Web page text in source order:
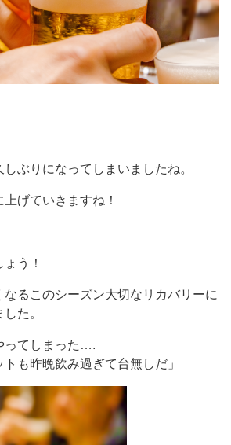
ぶりになってしまいましたね。
げていきますね！
う！
るこのシーズン大切なリカバリーに
た。
ってしまった….
も昨晩飲み過ぎて台無しだ」